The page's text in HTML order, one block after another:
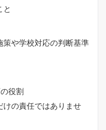
と
策や学校対応の判断基準
役割
けの責任ではありませ